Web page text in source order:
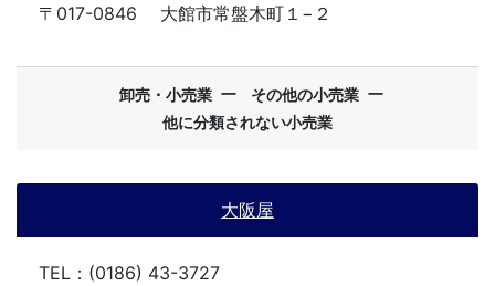
〒017-0846
大館市常盤木町１−２
卸売・小売業 ー その他の小売業 ー
他に分類されない小売業
大阪屋
TEL：(0186) 43-3727